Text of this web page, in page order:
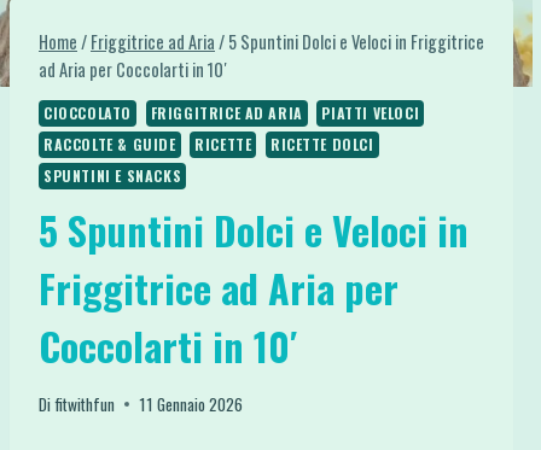
Home/Friggitrice ad Aria/5 Spuntini Dolci e Veloci in Friggitrice
ad Aria per Coccolarti in 10′
CIOCCOLATO FRIGGITRICE AD ARIA
PIATTI VELOCI
RACCOLTE & GUIDE
RICETTE
RICETTE DOLCI
SPUNTINI E SNACKS
5 Spuntini Dolci e Veloci in
Friggitrice ad Aria per
Coccolarti in 10′
Difitwithfun 11 Gennaio 2026